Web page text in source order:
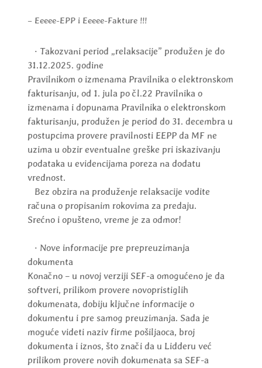
– Eeeee-EPP i Eeeee-Fakture !!!
· Takozvani period „relaksacije” produžen je do
31.12.2025. godine
Pravilnikom o izmenama Pravilnika o elektronskom
fakturisanju, od 1. jula po čl.22 Pravilnika o
izmenama i dopunama Pravilnika o elektronskom
fakturisanju, produžen je period do 31. decembra u
postupcima provere pravilnosti EEPP da MF ne
uzima u obzir eventualne greške pri iskazivanju
podataka u evidencijama poreza na dodatu
vrednost.
Bez obzira na produženje relaksacije vodite
računa o propisanim rokovima za predaju.
Srećno i opušteno, vreme je za odmor!
· Nove informacije pre prepreuzimanja
dokumenta
Konačno – u novoj verziji SEF-a omogućeno je da
softveri, prilikom provere novopristiglih
dokumenata, dobiju ključne informacije o
dokumentu i pre samog preuzimanja. Sada je
moguće videti naziv firme pošiljaoca, broj
dokumenta i iznos, što znači da u Lidderu već
prilikom provere novih dokumenata sa SEF-a